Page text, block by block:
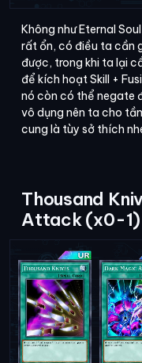
Không như Eternal
rất ổn, có điều ta cần
được, trong khi ta lại
để kích hoạt Skill +
nó còn có thể negate
vô dụng nên ta cho
cung là tùy sở thích
Thousand
Attack (x0-1)